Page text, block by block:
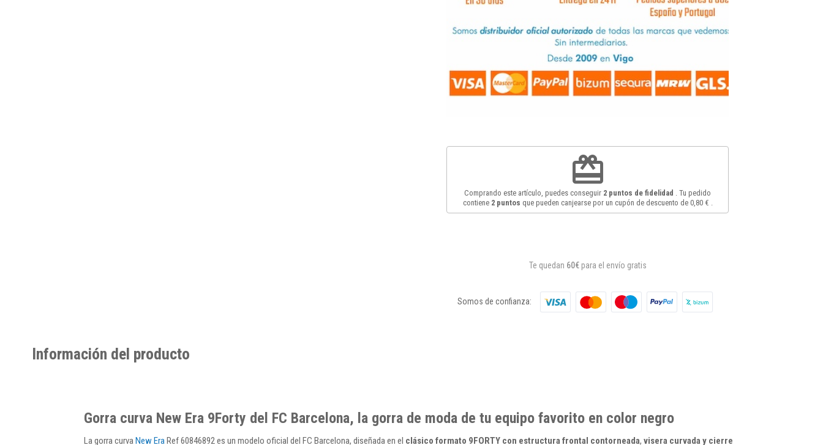
redeem
Comprando este artículo, puedes conseguir 2 puntos de fidelidad . Tu pedido
contiene 2puntos que pueden canjearse por un cupón de descuento de 0,80 €
Te quedan 60€para el envío gratis
Somos de confianza:
Información del producto
Gorra curva New Era 9Forty del FC Barcelona, la gorra de moda de tu equipo favorito en color negro
La gorra curvaNew EraRef 60846892 es un modelo oficial del FC Barcelona, diseñada en el clásico formato 9FORTY con estructura frontal contorneada, visera curvada y cierre